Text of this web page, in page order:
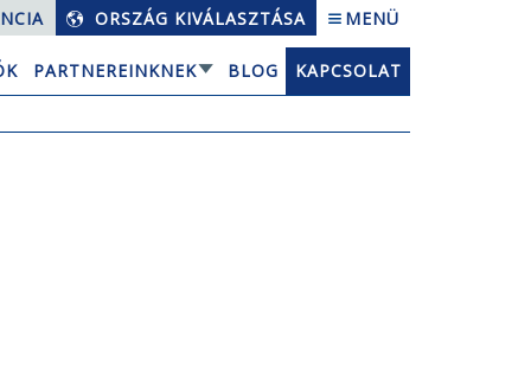
ORSZÁG KIVÁLASZTÁSA MENÜ
PARTNEREINKNEK BLOG
KAPCSOLAT